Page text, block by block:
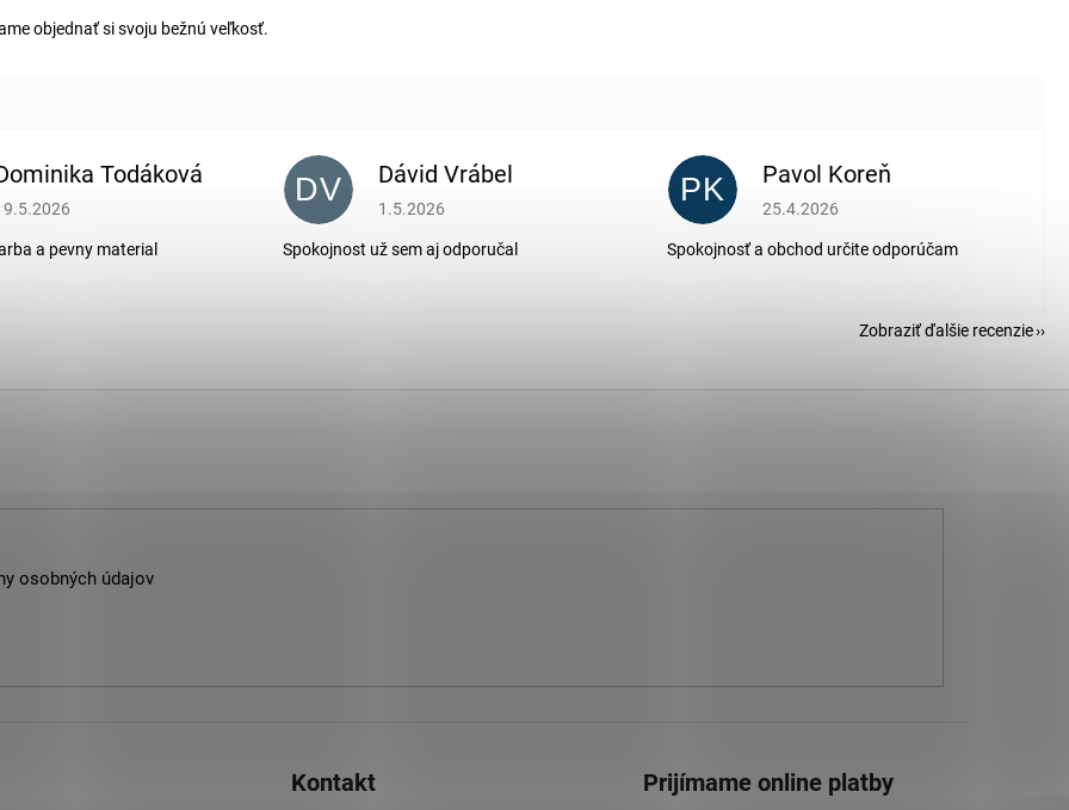
objednať si svoju bežnú veľkosť.
Todáková
obchodu je 5 z 5 hviezdičiek.
a pevny material
DV Dávid Vrábel
Hodnotenie obchodu je 5 z 5 hviezdičiek.
1.5.2026
Spokojnost už sem aj odporučal
PK Pavol Koreň
Hodnotenie obchodu je 5 z 5 hviezdičiek.
25.4.2026
Spokojnosť a obchod určite odporúčam
Zobraziť ďalšie recenzie
osobných údajov
Kontakt Prijímame online platby